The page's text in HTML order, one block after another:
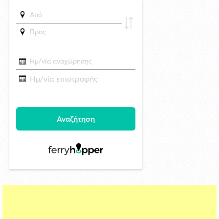
δημοσιεύθηκε 8 ώρες πριν
Το νέο αεροδρόμιο της Πάρου στο Εθνικό Πρόγραμμα Ανάπτυξης με
45,44εκατ. ευρώ